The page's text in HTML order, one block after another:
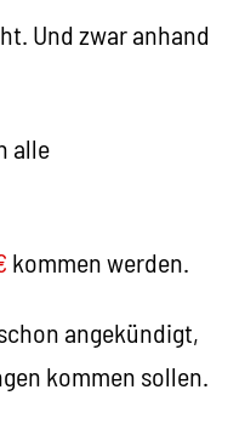
Und zwar anhand
alle
kommen werden.
angekündigt,
kommen sollen.